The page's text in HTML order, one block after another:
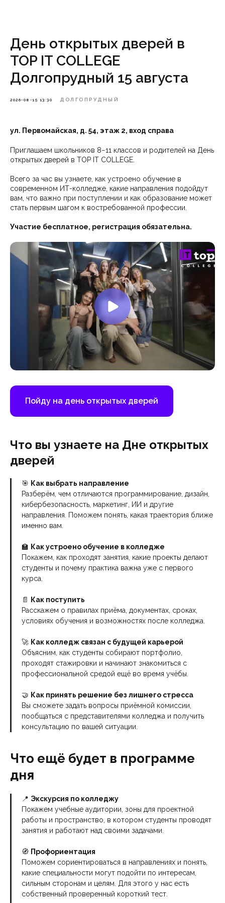
День открытых дверей в
TOP IT COLLEGE
Долгопрудный 15 августа
2026-08-15 13:30 ДОЛГОПРУДНЫЙ
ул. Первомайская, д. 54, этаж 2, вход справа
Приглашаем школьников 8−11 классов и родителей на День
открытых дверей в TOP IT COLLEGE.
Всего за час вы узнаете, как устроено обучение в
современном ИТ-колледже, какие направления подойдут
вам, что важно при поступлении и как образование может
стать первым шагом к востребованной профессии.
Участие бесплатное, регистрация обязательна.
Пойду на день открытых дверей
Что вы узнаете на Дне открытых
дверей
🎯 Как выбрать направление
Разберём, чем отличаются программирование, дизайн,
кибербезопасность, маркетинг, ИИ и другие
направления. Поможем понять, какая траектория ближе
именно вам.
🏫 Как устроено обучение в колледже
Покажем, как проходят занятия, какие проекты делают
студенты и почему практика важна уже с первого
курса.
📄 Как поступить
Расскажем о правилах приёма, документах, сроках,
условиях обучения и возможностях после колледжа.
🚀 Как колледж связан с будущей карьерой
Объясним, как студенты собирают портфолио,
проходят стажировки и начинают знакомиться с
профессиональной средой ещё во время учёбы.
🤝 Как принять решение без лишнего стресса
Вы сможете задать вопросы приёмной комиссии,
пообщаться с представителями колледжа и получить
консультацию по вашей ситуации.
Что ещё будет в программе
дня
📍 Экскурсия по колледжу
Покажем учебные аудитории, зоны для проектной
работы и пространство, в котором студенты проводят
занятия и работают над своими задачами.
🧭 Профориентация
Поможем сориентироваться в направлениях и понять,
какие специальности могут подойти по интересам,
сильным сторонам и целям. Для этого у нас есть
собственный проверенный короткий тест.